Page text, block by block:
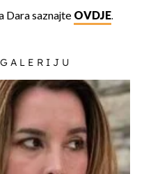
Dara saznajte OVDJE.